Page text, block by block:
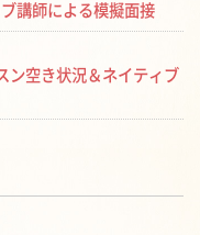
講師による模擬面接
ン空き状況＆ネイティブ